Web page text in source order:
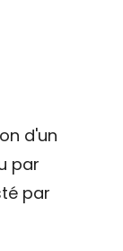
d'un
par
par